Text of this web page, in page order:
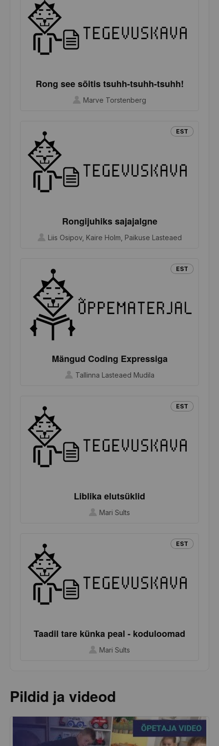
Rong see sõitis tsuhh-tsuhh-tsuhh!
Marve Torstenberg
EST
Rongijuhiks sajajalgne
Liis Osipov, Kaire Holm, Paikuse Lasteaed
EST
Mängud Coding Expressiga
Tallinna Lasteaed Mudila
EST
Liblika elutsüklid
Mari Sults
EST
Taadil tare künka peal - koduloomad
Mari Sults
Pildid ja videod